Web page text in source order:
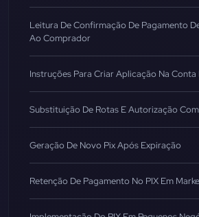
Leitura De Confirmação De Pagamento
Ao Comprador
Instruções Para Criar Aplicação Na Conta
Substituição De Rotas E Autorização
Geração De Novo Pix Após Expiração
Retenção De Pagamento No PIX Em